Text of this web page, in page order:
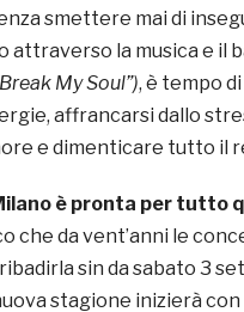
smettere mai di
la musica e il
My Soul”), è tempo
affrancarsi dallo
e dimenticare tutto il
è pronta per tutto
che da vent’anni le
sin da sabato 3
stagione inizierà con